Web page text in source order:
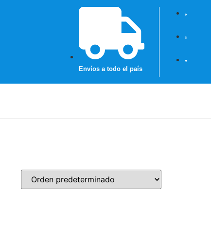
Envíos a todo el país